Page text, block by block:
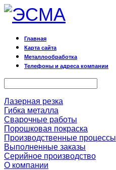
Главная
Карта сайта
Металлообработка
Телефоны и адреса компании
Лазерная резка
Гибка металла
Сварочные работы
Порошковая покраска
Производственные процессы
Выполненные заказы
Серийное производство
О компании